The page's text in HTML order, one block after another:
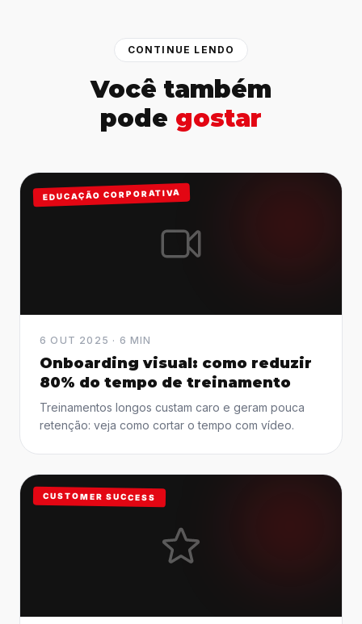
CONTINUE LENDO
Você também
pode gostar
EDUCAÇÃO CORPORATIVA
6 OUT 2025 · 6 MIN
Onboarding visual: como reduzir
80% do tempo de treinamento
Treinamentos longos custam caro e geram pouca
retenção: veja como cortar o tempo com vídeo.
CUSTOMER SUCCESS